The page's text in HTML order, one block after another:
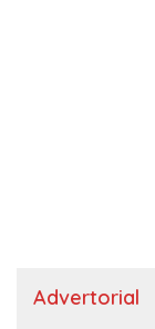
Advertorial